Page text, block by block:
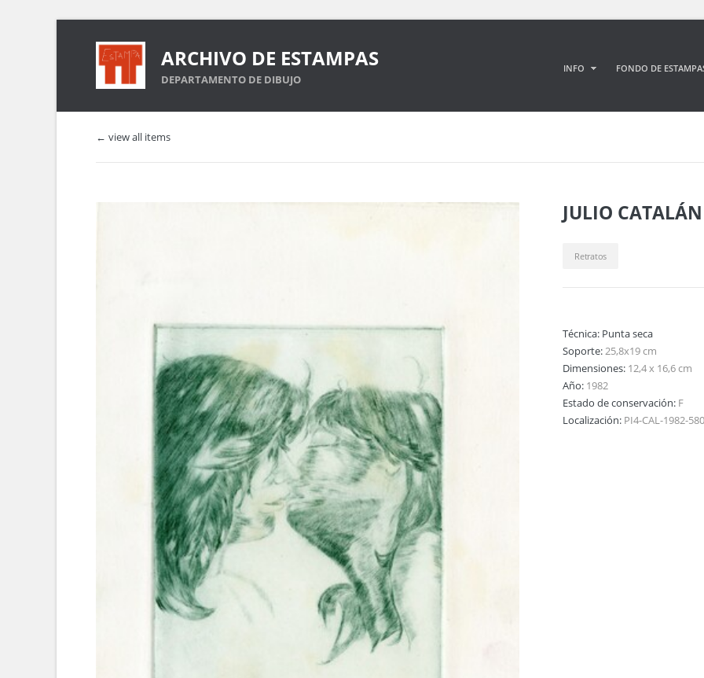
ARCHIVO DE ESTAMPAS
DEPARTAMENTO DE DIBUJO
INFO FONDO DE
← view all items
JULIO CATALÁN
Retratos
Técnica: Punta seca
Soporte:25,8x19 cm
Dimensiones: 12,4 x 16,6 cm
Año: 1982
Estado de conservación: F
Localización: PI4-CAL-1982-580